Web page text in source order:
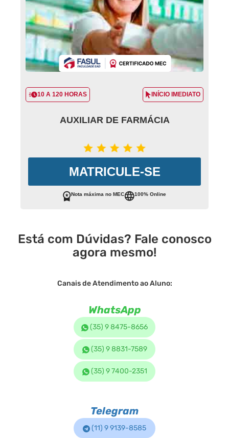
10 A 120 HORAS INÍCIO IMEDIATO
AUXILIAR DE FARMÁCIA
MATRICULE-SE
Nota máxima no MEC 100% Online
Está com Dúvidas? Fale conosco
agora mesmo!
Canais de Atendimento ao Aluno:
WhatsApp
(35) 9 8475-8656
(35) 9 8831-7589
(35) 9 7400-2351
Telegram
(11) 9 9139-8585